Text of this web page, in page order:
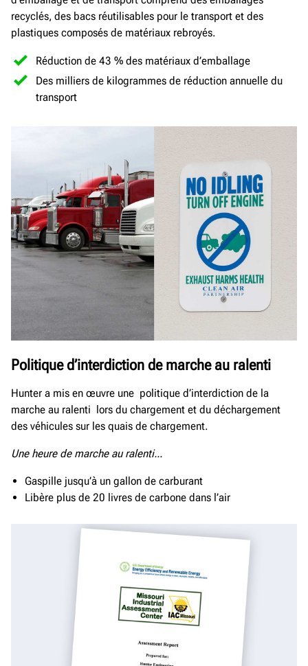
recyclés, des bacs réutilisables pour le transport et des
plastiques composés de matériaux rebroyés.
Réduction de 43 % des matériaux d’emballage
Des milliers de kilogrammes de réduction annuelle du
transport
Politique d’interdiction de marche au ralenti
Hunter a mis en œuvre une politique d’interdiction de la
marche au ralenti lors du chargement et du déchargement
des véhicules sur les quais de chargement.
Une heure de marche au ralenti...
Gaspille jusqu’à un gallon de carburant
Libère plus de 20 livres de carbone dans l’air